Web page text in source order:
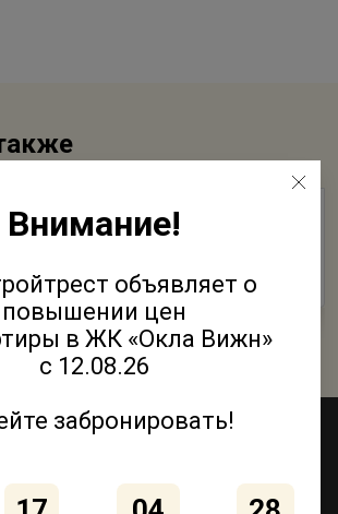
День Знаний и… День
Акции
Как купить
Внимание!
объявляет о
повышении цен
в ЖК «Окла Вижн»
с 12.08.26
забронировать!